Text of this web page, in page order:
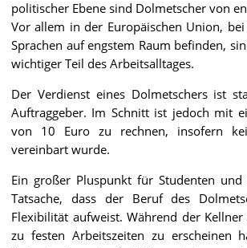
politischer Ebene sind Dolmetscher von
Vor allem in der Europäischen Union,
Sprachen auf engstem Raum befinden,
wichtiger Teil des Arbeitsalltages.
Der Verdienst eines Dolmetschers ist
Auftraggeber. Im Schnitt ist jedoch mit
von 10 Euro zu rechnen, insofern
vereinbart wurde.
Ein großer Pluspunkt für Studenten
Tatsache, dass der Beruf des
Flexibilität aufweist. Während der
zu festen Arbeitszeiten zu erscheinen